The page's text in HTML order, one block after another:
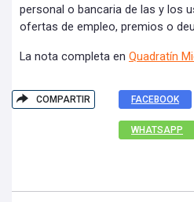
personal o bancaria de las y los
ofertas de empleo, premios o
La nota completa en Quadratín
COMPARTIR FACEBOOK
WHATSAPP